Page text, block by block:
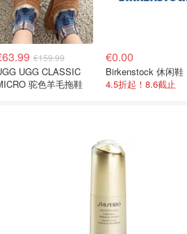
€159.99
UGG CLASSIC
驼色羊毛拖鞋
€0.00
Birkenstock 休闲鞋
4.5折起！8.6截止